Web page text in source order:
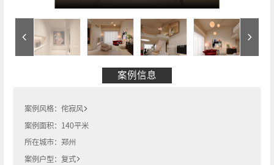
案例信息
案例风格：侘寂风
案例面积： 140平米
所在城市：郑州
案例户型： 复式